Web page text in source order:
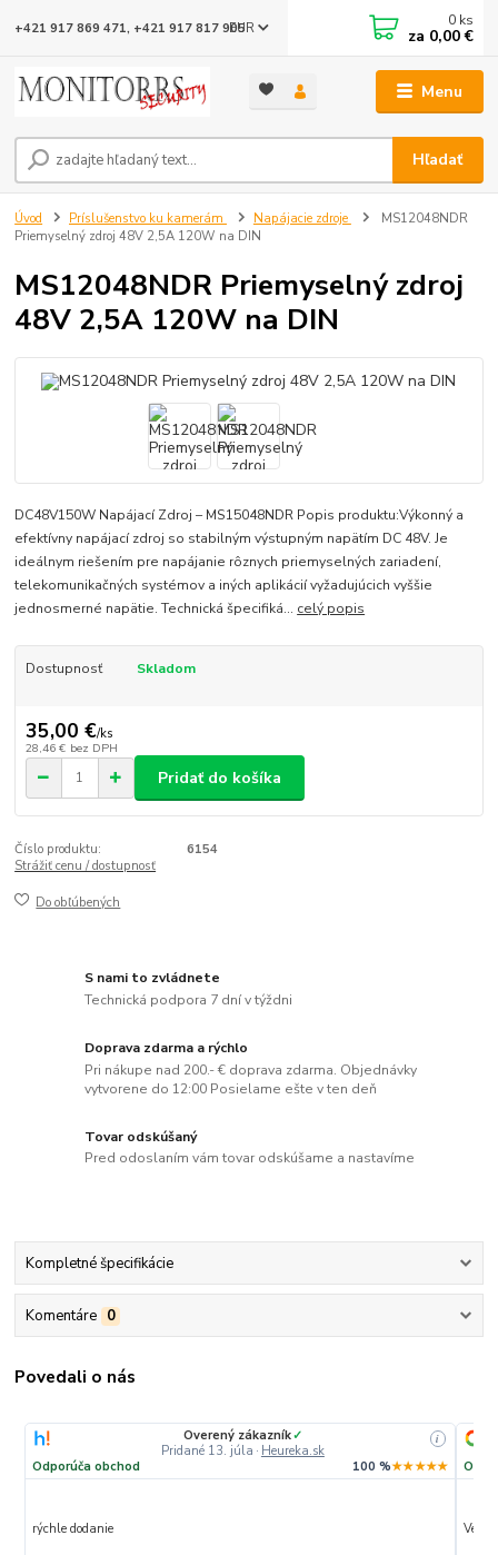
Menu
EUR
Hľadať
+421 917 869 471, +421 917 817 905 0 ks
za 0,00 €
Úvod Príslušenstvo ku kamerám Napájacie zdroje
MS12048NDR
Priemyselný zdroj 48V 2,5A 120W na DIN
MS12048NDR Priemyselný zdroj
48V 2,5A 120W na DIN
DC48V150W Napájací Zdroj – MS15048NDR Popis produktu:Výkonný a
efektívny napájací zdroj so stabilným výstupným napätím DC 48V. Je
ideálnym riešením pre napájanie rôznych priemyselných zariadení,
telekomunikačných systémov a iných aplikácií vyžadujúcich vyššie
jednosmerné napätie. Technická špecifiká... celý popis
Dostupnosť Skladom
35,00 €/ks
28,46 € bez DPH
Pridať do košíka
Číslo produktu:
6154
Strážiť cenu / dostupnosť
Do obľúbených
S nami to zvládnete
Technická podpora 7 dní v týždni
Doprava zdarma a rýchlo
Pri nákupe nad 200.- € doprava zdarma. Objednávky
vytvorene do 12:00 Posielame ešte v ten deň
Tovar odskúšaný
Pred odoslaním vám tovar odskúšame a nastavíme
Kompletné špecifikácie
Komentáre 0
Povedali o nás
Overený zákazník✓
Pridané 13. júla · Heureka.sk
i
Odporúča obchod 100 %★★★★★
rýchle dodanie